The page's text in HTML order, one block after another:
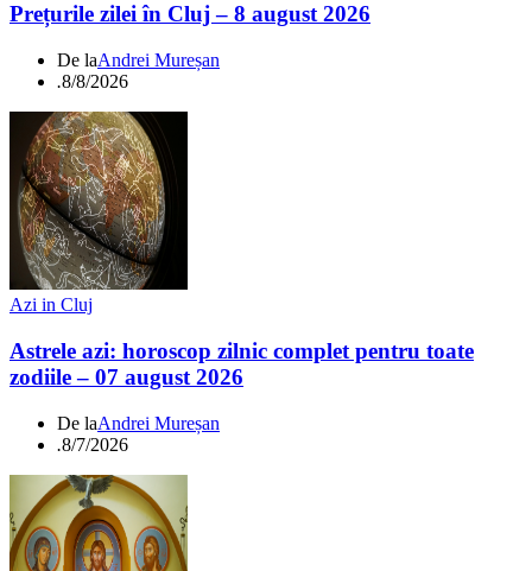
Prețurile zilei în Cluj – 8 august 2026
De laAndrei Mureșan
.8/8/2026
Azi in Cluj
Astrele azi: horoscop zilnic complet pentru toate
zodiile – 07 august 2026
De laAndrei Mureșan
.8/7/2026